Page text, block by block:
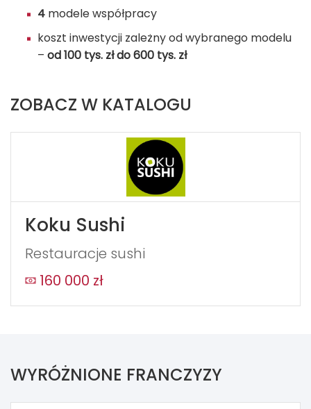
4 modele współpracy
koszt inwestycji zależny od wybranego modelu
– od 100 tys. zł do 600 tys. zł
ZOBACZ W KATALOGU
Koku Sushi
Restauracje sushi
160 000 zł
WYRÓŻNIONE FRANCZYZY